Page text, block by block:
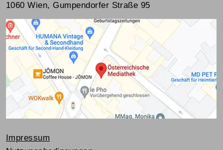
1060 Wien, Gumpendorfer Straße 95
Impressum